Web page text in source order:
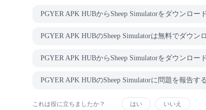
PGYER APK HUBからSheep Simulatorをダウンロー
PGYER APK HUBのSheep Simulatorは無料でダウン
PGYER APK HUBからSheep Simulatorをダウンロ
PGYER APK HUBのSheep Simulatorに問題を報告す
これは役に立ちましたか？ はい いいえ